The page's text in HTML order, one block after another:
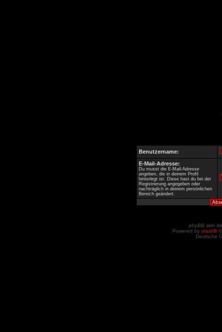
Benutzername:
E-Mail-Adresse:
Du musst die E-Mail-Adresse
angeben, die in deinem Profil
hinterlegt ist. Diese hast du bei der
Registrierung angegeben oder
nachträglich in deinem persönlichen
Bereich geändert.
phpBB skin
Powered by phpBB
Deutsche